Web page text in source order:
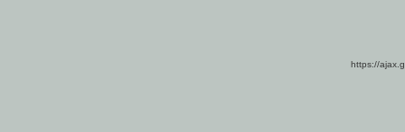
https://